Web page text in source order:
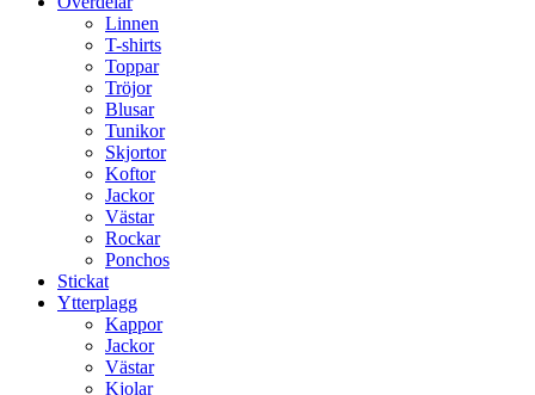
Linnen
T-shirts
Toppar
Tröjor
Blusar
Tunikor
Skjortor
Koftor
Jackor
Västar
Rockar
Ponchos
Stickat
Ytterplagg
Kappor
Jackor
Västar
Kjolar